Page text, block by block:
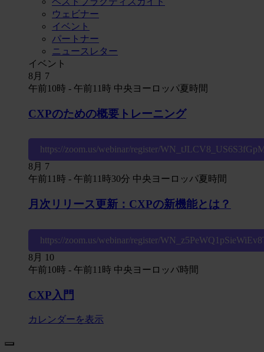
ウェビナー
イベント
パートナー
ニュースレター
イベント
8月 7
午前10時 - 午前11時 中央ヨーロッパ夏時間
CXPのための概要トレーニング
https://zoom.us/webinar/register/
8月 7
午前11時 - 午前11時30分 中央ヨーロッパ夏時間
月次リリース更新：CXPの新機能とは？
https://zoom.us/webinar/register/
8月
10
午前10時 - 午前11時 中央ヨーロッパ時間
CXP入門
カレンダーを表示